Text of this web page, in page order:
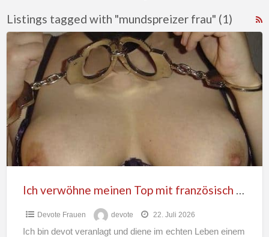
Listings tagged with "mundspreizer frau" (1)
Ich
verwöhne
meinen
Top
mit
französisch
bis
zum
Schluss
Ich verwöhne meinen Top mit französisch bis zum Schluss
Devote Frauen devote 22. Juli 2026
Ich bin devot veranlagt und diene im echten Leben einem